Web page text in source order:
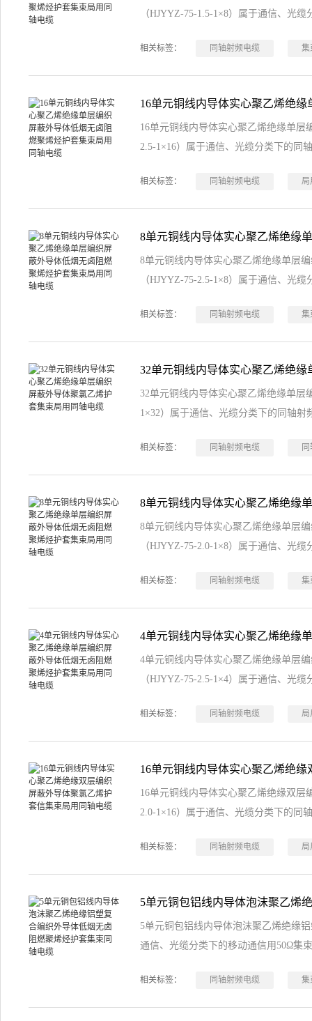
（HJYYZ-75-1.5-1×8）属于通信、光
相关标签： 同轴射频电缆 集
16单元铜线内导体实心聚乙烯绝缘单
2.5-1×16）属于通信、光缆分类下的同
相关标签： 同轴射频电缆 局
8单元铜线内导体实心聚乙烯绝缘单层
（HJYYZ-75-2.5-1×8）属于通信、光
相关标签： 同轴射频电缆 集
32单元铜线内导体实心聚乙烯绝缘单层
1×32）属于通信、光缆分类下的同轴射
相关标签： 同轴射频电缆
8单元铜线内导体实心聚乙烯绝缘单层
（HJYYZ-75-2.0-1×8）属于通信、光
相关标签： 同轴射频电缆 集
4单元铜线内导体实心聚乙烯绝缘单层
（HJYYZ-75-2.5-1×4）属于通信、光
相关标签： 同轴射频电缆 局
16单元铜线内导体实心聚乙烯绝缘双层
2.0-1×16）属于通信、光缆分类下的同
相关标签： 同轴射频电缆 局
5单元铜包铝线内导体泡沫聚乙烯绝缘
通信、光缆分类下的移动通信用50Ω集
相关标签： 同轴射频电缆 集